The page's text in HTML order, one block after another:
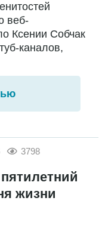
веб-
Ксении Собчак
каналов,
3798
жизни